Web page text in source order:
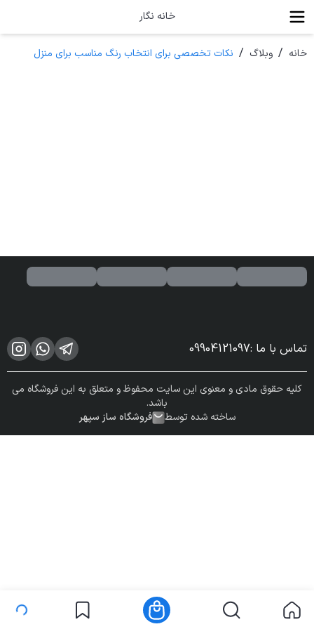
خانه نگار
خانه / وبلاگ / نکات تخصصی برای انتخاب رنگ مناسب برای منزل
تماس با ما :
09904121097
کلیه حقوق مادی و معنوی این سایت محفوظ و متعلق به این فروشگاه می
باشد.
ساخته شده توسط
فروشگاه ساز سپهر